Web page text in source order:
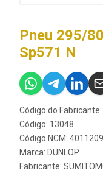
Pneu 295/
Sp571 N
Código do
Código: 13048
Código NCM:
Marca: DUNLOP
Fabricante: